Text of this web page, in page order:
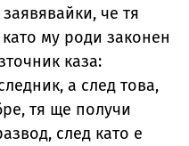
че тя
му роди законен
каза:
а след това,
тя ще получи
след като е